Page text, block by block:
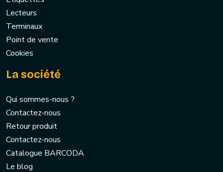
Lecteurs
Terminaux
Point de vente
Cookies
La société
Qui sommes-nous ?
Contactez-nous
Retour produit
Contactez-nous
Catalogue BARCODA
Le blog